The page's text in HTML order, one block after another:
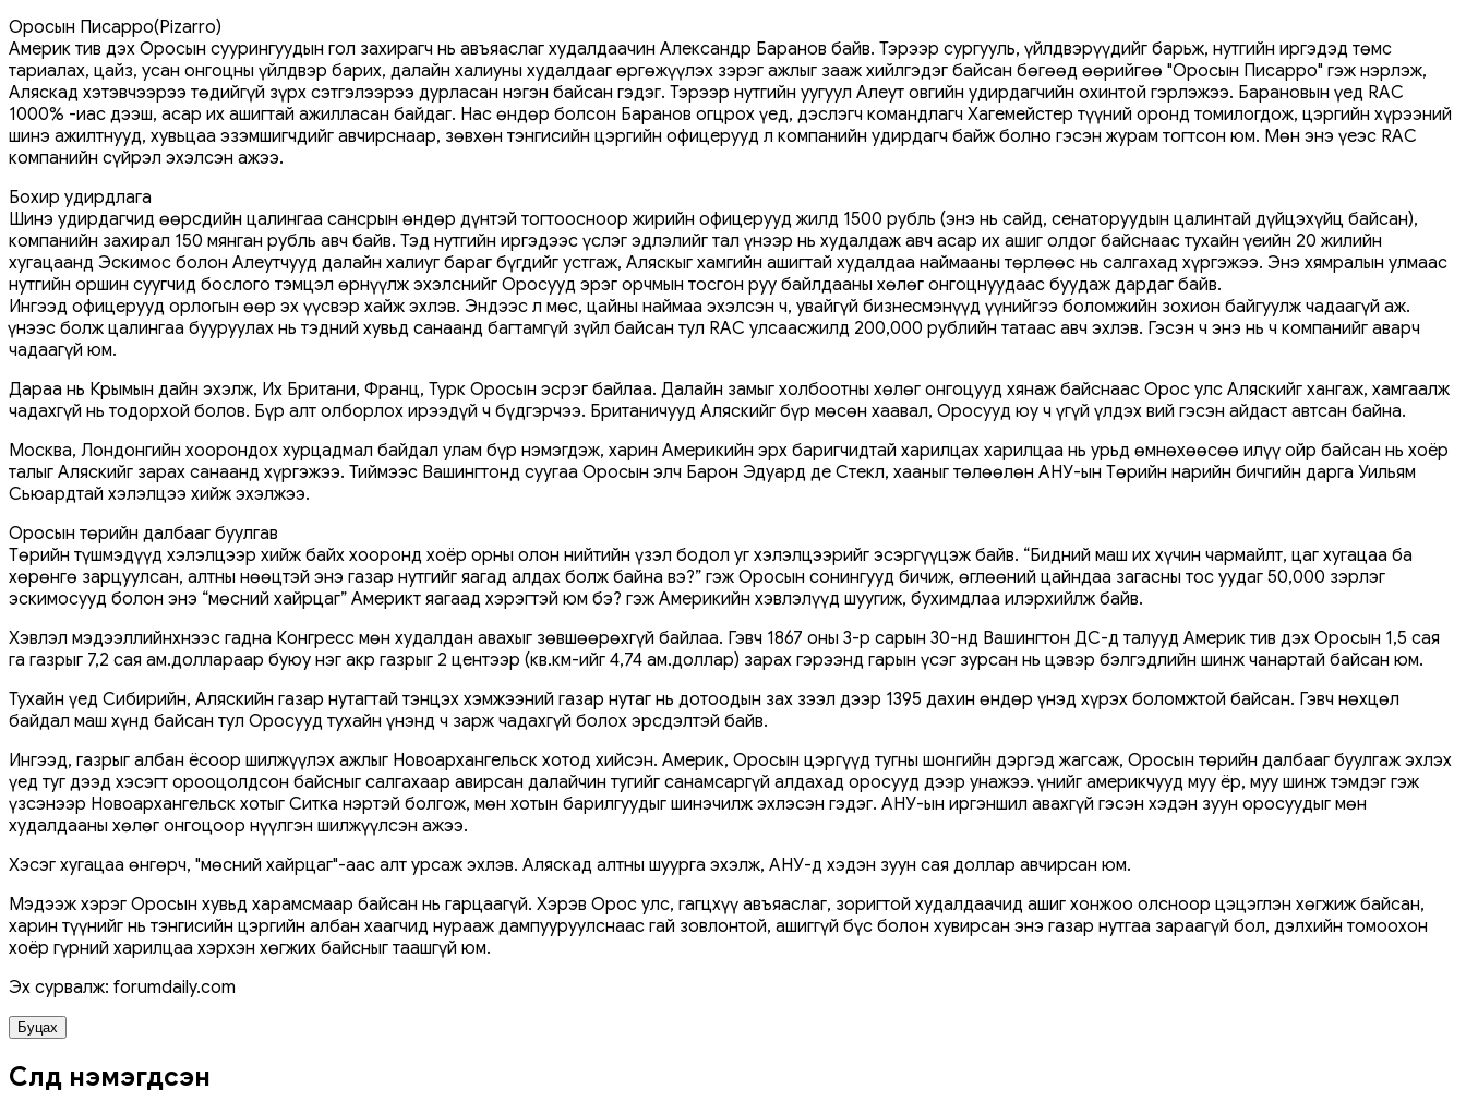
Оросын Писарро(Pizarro)
Америк тив дэх Оросын суурингуудын гол захирагч нь авъяаслаг худалдаачин Александр Баранов байв. Тэрээр сургууль, үйлдвэрүүдийг барьж, нутгийн иргэдэд төмс
тариалах, цайз, усан онгоцны үйлдвэр барих, далайн халиуны худалдааг өргөжүүлэх зэрэг ажлыг зааж хийлгэдэг байсан бөгөөд өөрийгөө "Оросын Писарро" гэж нэрлэж,
Аляскад хэтэвчээрээ төдийгүй зүрх сэтгэлээрээ дурласан нэгэн байсан гэдэг. Тэрээр нутгийн уугуул Алеут овгийн удирдагчийн охинтой гэрлэжээ. Барановын үед RAC
1000% -иас дээш, асар их ашигтай ажилласан байдаг. Нас өндөр болсон Баранов огцрох үед, дэслэгч командлагч Хагемейстер түүний оронд томилогдож, цэргийн хүрээний
шинэ ажилтнууд, хувьцаа эзэмшигчдийг авчирснаар, зөвхөн тэнгисийн цэргийн офицерууд л компанийн удирдагч байж болно гэсэн журам тогтсон юм. Мөн энэ үеэс RAC
компанийн сүйрэл эхэлсэн ажээ.
Бохир удирдлага
Шинэ удирдагчид өөрсдийн цалингаа сансрын өндөр дүнтэй тогтоосноор жирийн офицерууд жилд 1500 рубль (энэ нь сайд, сенаторуудын цалинтай дүйцэхүйц байсан),
компанийн захирал 150 мянган рубль авч байв. Тэд нутгийн иргэдээс үслэг эдлэлийг тал үнээр нь худалдаж авч асар их ашиг олдог байснаас тухайн үеийн 20 жилийн
хугацаанд Эскимос болон Алеутчууд далайн халиуг бараг бүгдийг устгаж, Аляскыг хамгийн ашигтай худалдаа наймааны төрлөөс нь салгахад хүргэжээ. Энэ хямралын улмаас
нутгийн оршин суугчид бослого тэмцэл өрнүүлж эхэлснийг Оросууд эрэг орчмын тосгон руу байлдааны хөлөг онгоцнуудаас буудаж дардаг байв.
Ингээд офицерууд орлогын өөр эх үүсвэр хайж эхлэв. Эндээс л мөс, цайны наймаа эхэлсэн ч, увайгүй бизнесмэнүүд үүнийгээ боломжийн зохион байгуулж чадаагүй аж.
Үүнээс болж цалингаа бууруулах нь тэдний хувьд санаанд багтамгүй зүйл байсан тул RAC улсаасжилд 200,000 рублийн татаас авч эхлэв. Гэсэн ч энэ нь ч компанийг аварч
чадаагүй юм.
Дараа нь Крымын дайн эхэлж, Их Британи, Франц, Турк Оросын эсрэг байлаа. Далайн замыг холбоотны хөлөг онгоцууд хянаж байснаас Орос улс Аляскийг хангаж, хамгаалж
чадахгүй нь тодорхой болов. Бүр алт олборлох ирээдүй ч бүдгэрчээ. Британичууд Аляскийг бүр мөсөн хаавал, Оросууд юу ч үгүй үлдэх вий гэсэн айдаст автсан байна.
Москва, Лондонгийн хоорондох хурцадмал байдал улам бүр нэмэгдэж, харин Америкийн эрх баригчидтай харилцах харилцаа нь урьд өмнөхөөсөө илүү ойр байсан нь хоёр
талыг Аляскийг зарах санаанд хүргэжээ. Тиймээс Вашингтонд суугаа Оросын элч Барон Эдуард де Стекл, хааныг төлөөлөн АНУ-ын Төрийн нарийн бичгийн дарга Уильям
Сьюардтай хэлэлцээ хийж эхэлжээ.
Оросын төрийн далбааг буулгав
Төрийн түшмэдүүд хэлэлцээр хийж байх хооронд хоёр орны олон нийтийн үзэл бодол уг хэлэлцээрийг эсэргүүцэж байв. “Бидний маш их хүчин чармайлт, цаг хугацаа ба
хөрөнгө зарцуулсан, алтны нөөцтэй энэ газар нутгийг яагад алдах болж байна вэ?” гэж Оросын сонингууд бичиж, өглөөний цайндаа загасны тос уудаг 50,000 зэрлэг
эскимосууд болон энэ “мөсний хайрцаг” Америкт яагаад хэрэгтэй юм бэ? гэж Америкийн хэвлэлүүд шуугиж, бухимдлаа илэрхийлж байв.
Хэвлэл мэдээллийнхнээс гадна Конгресс мөн худалдан авахыг зөвшөөрөхгүй байлаа. Гэвч 1867 оны 3-р сарын 30-нд Вашингтон ДС-д талууд Америк тив дэх Оросын 1,5 сая
га газрыг 7,2 сая ам.доллараар буюу нэг акр газрыг 2 центээр (кв.км-ийг 4,74 ам.доллар) зарах гэрээнд гарын үсэг зурсан нь цэвэр бэлгэдлийн шинж чанартай байсан юм.
Тухайн үед Сибирийн, Аляскийн газар нутагтай тэнцэх хэмжээний газар нутаг нь дотоодын зах зээл дээр 1395 дахин өндөр үнэд хүрэх боломжтой байсан. Гэвч нөхцөл
байдал маш хүнд байсан тул Оросууд тухайн үнэнд ч зарж чадахгүй болох эрсдэлтэй байв.
Ингээд, газрыг албан ёсоор шилжүүлэх ажлыг Новоархангельск хотод хийсэн. Америк, Оросын цэргүүд тугны шонгийн дэргэд жагсаж, Оросын төрийн далбааг буулгаж эхлэх
үед туг дээд хэсэгт орооцолдсон байсныг салгахаар авирсан далайчин тугийг санамсаргүй алдахад оросууд дээр унажээ. Үүнийг америкчууд муу ёр, муу шинж тэмдэг гэж
үзсэнээр Новоархангельск хотыг Ситка нэртэй болгож, мөн хотын барилгуудыг шинэчилж эхлэсэн гэдэг. АНУ-ын иргэншил авахгүй гэсэн хэдэн зуун оросуудыг мөн
худалдааны хөлөг онгоцоор нүүлгэн шилжүүлсэн ажээ.
Хэсэг хугацаа өнгөрч, "мөсний хайрцаг"-аас алт урсаж эхлэв. Аляскад алтны шуурга эхэлж, АНУ-д хэдэн зуун сая доллар авчирсан юм.
Мэдээж хэрэг Оросын хувьд харамсмаар байсан нь гарцаагүй. Хэрэв Орос улс, гагцхүү авъяаслаг, зоригтой худалдаачид ашиг хонжоо олсноор цэцэглэн хөгжиж байсан,
харин түүнийг нь тэнгисийн цэргийн албан хаагчид нурааж дампууруулснаас гай зовлонтой, ашиггүй бүс болон хувирсан энэ газар нутгаа зараагүй бол, дэлхийн томоохон
хоёр гүрний харилцаа хэрхэн хөгжих байсныг таашгүй юм.
Эх сурвалж: forumdaily.com
Буцах
Сүүлд нэмэгдсэн